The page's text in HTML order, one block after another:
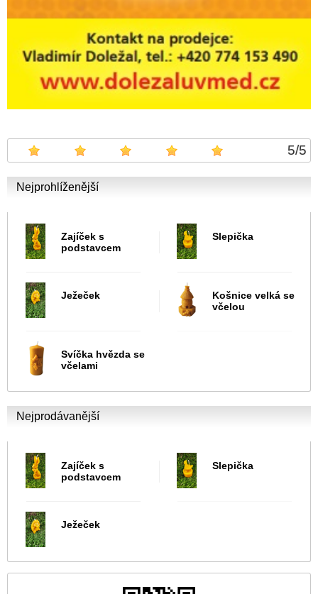
5/5
Nejprohlíženější
Zajíček s
podstavcem
Slepička
Ježeček
Košnice velká se
včelou
Svíčka hvězda se
včelami
Nejprodávanější
Zajíček s
podstavcem
Slepička
Ježeček